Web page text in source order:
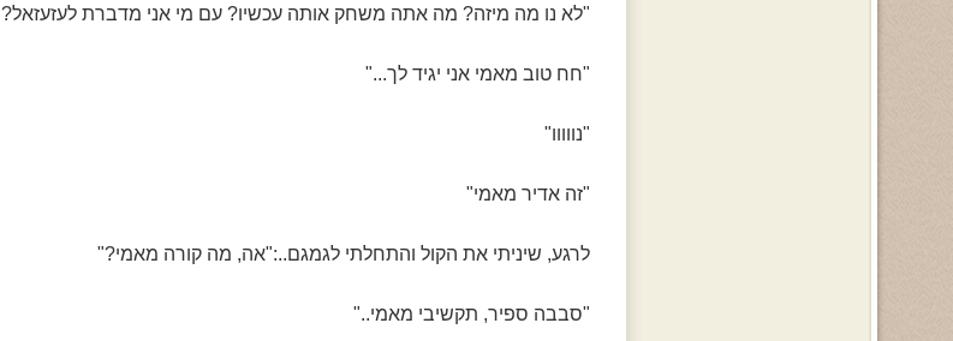
"לא נו מה מיזה? מה אתה משחק אותה עכשיו? עם מי אני מדברת
"חח טוב מאמי אני יגיד לך..."
"נווווו"
"זה אדיר מאמי"
לרגע, שיניתי את הקול והתחלתי לגמגם..:"אה, מה קורה מאמי?"
"סבבה ספיר, תקשיבי מאמי.."